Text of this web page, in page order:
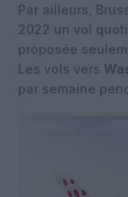
Par ailleurs,
2022 un vol
proposée
Les vols vers
par semaine